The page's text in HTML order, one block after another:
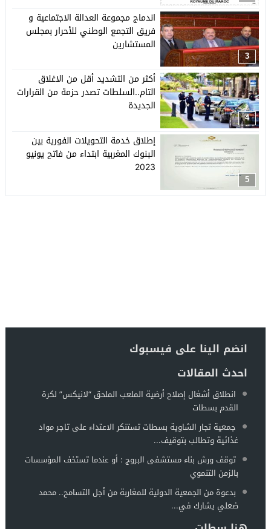
3
اندماج مجموعة العدالة الاجتماعية و
فريق التجمع الوطني للأحرار بمجلس
المستشارين
4
أكثر من التشديد أقل من الاغلاق
التام..السلطات تصدر حزمة من القرارات
الجديدة
5
إطلاق خدمة التحويلات الفورية بين
البنوك المغربية ابتداء من فاتح يونيو
2023
انضم الينا على فيسبوك
احدث المقالات
انطلاق أشغال إصلاح أرضية الملعب الملحق “لانيكس” لكرة
القدم بسطات
جمعية تجار الشاوية بسطات تستنكر الاعتداء على تاجر مواد
غذائية وتطالب بتوقيف...
توقف ورش بناء مستشفى البروج : أو عندما تستخف المؤسسات
بالزمن التنموي
بدعوة من الجمعية الدولية للمغاربة من أجل التسامح.. محمد
ضعلي يشارك في...